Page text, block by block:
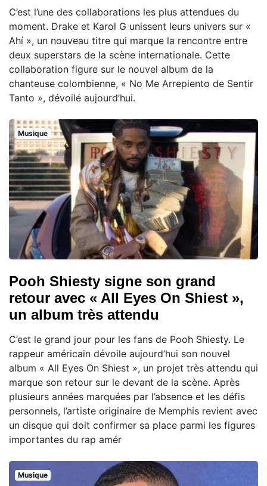
C’est l’une des collaborations les plus attendues du
moment. Drake et Karol G unissent leurs univers sur «
Ahí », un nouveau titre qui marque la rencontre entre
deux superstars de la scène internationale. Cette
collaboration figure sur le nouvel album de la
chanteuse colombienne, « No Me Arrepiento de Sentir
Tanto », dévoilé aujourd’hui.
Musique
Pooh Shiesty signe son grand
retour avec « All Eyes On Shiest »,
un album très attendu
C’est le grand jour pour les fans de Pooh Shiesty. Le
rappeur américain dévoile aujourd’hui son nouvel
album « All Eyes On Shiest », un projet très attendu qui
marque son retour sur le devant de la scène. Après
plusieurs années marquées par l’absence et les défis
personnels, l’artiste originaire de Memphis revient avec
un disque qui doit confirmer sa place parmi les figures
importantes du rap amér
Musique